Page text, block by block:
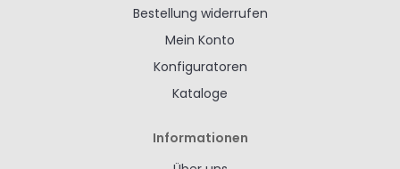
Bestellung widerrufen
Mein Konto
Konfiguratoren
Kataloge
Informationen